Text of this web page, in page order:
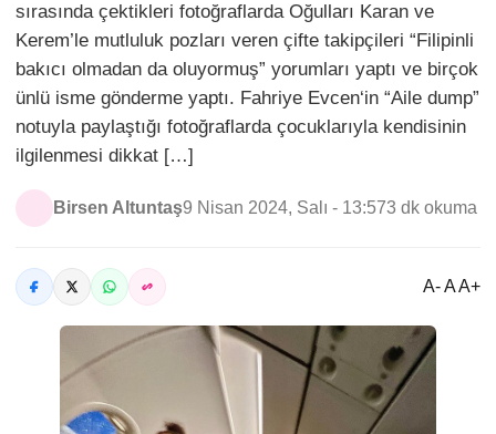
sırasında çektikleri fotoğraflarda Oğulları Karan ve
Kerem’le mutluluk pozları veren çifte takipçileri “Filipinli
bakıcı olmadan da oluyormuş” yorumları yaptı ve birçok
ünlü isme gönderme yaptı. Fahriye Evcen‘in “Aile dump”
notuyla paylaştığı fotoğraflarda çocuklarıyla kendisinin
ilgilenmesi dikkat […]
Birsen Altuntaş9 Nisan 2024, Salı - 13:573 dk okuma
A- A A+